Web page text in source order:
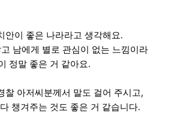
안이 좋은 나라라고 생각해요.
남에게 별로 관심이 없는 느낌이라
정말 좋은 거 같아요.
찰 아저씨분께서 말도 걸어 주시고,
챙겨주는 것도 좋은 거 같습니다.